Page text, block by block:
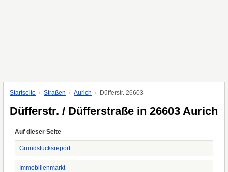
Startseite Straßen Aurich Düfferstr. 26603
Düfferstr. / Düfferstraße in 26603 Aurich
Auf dieser Seite
Grundstücksreport
Immobilienmarkt